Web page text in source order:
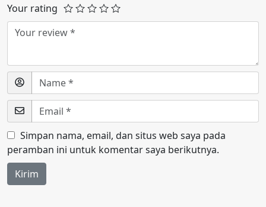
Your rating
Simpan nama, email, dan situs web saya pada
peramban ini untuk komentar saya berikutnya.